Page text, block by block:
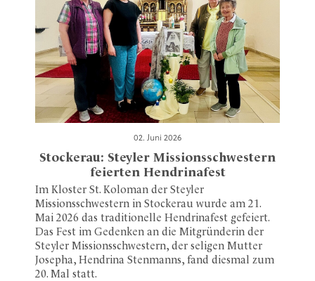
02. Juni 2026
Stockerau: Steyler Missionsschwestern
feierten Hendrinafest
Im Kloster St. Koloman der Steyler
Missionsschwestern in Stockerau wurde am 21.
Mai 2026 das traditionelle Hendrinafest gefeiert.
Das Fest im Gedenken an die Mitgründerin der
Steyler Missionsschwestern, der seligen Mutter
Josepha, Hendrina Stenmanns, fand diesmal zum
20. Mal statt.